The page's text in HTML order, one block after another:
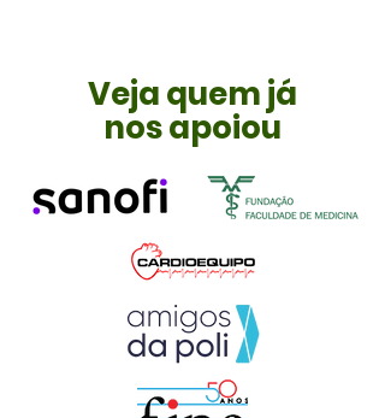
Veja quem já
nos apoiou